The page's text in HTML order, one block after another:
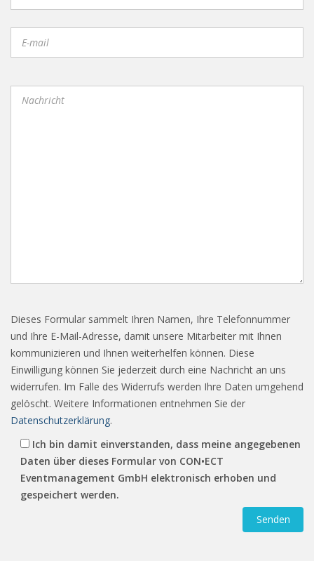
Dieses Formular sammelt Ihren Namen, Ihre Telefonnummer
und Ihre E-Mail-Adresse, damit unsere Mitarbeiter mit Ihnen
kommunizieren und Ihnen weiterhelfen können. Diese
Einwilligung können Sie jederzeit durch eine Nachricht an uns
widerrufen. Im Falle des Widerrufs werden Ihre Daten umgehend
gelöscht. Weitere Informationen entnehmen Sie der
Datenschutzerklärung.
Ich bin damit einverstanden, dass meine angegebenen
Daten über dieses Formular von CON•ECT
Eventmanagement GmbH elektronisch erhoben und
gespeichert werden.